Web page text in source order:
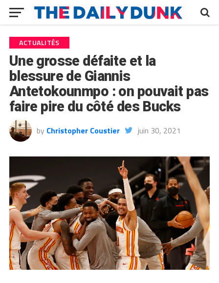
ACTUALITÉS
Une grosse défaite et la
blessure de Giannis
Antetokounmpo : on pouvait pas
faire pire du côté des Bucks
by Christopher Coustier juin 30, 2021